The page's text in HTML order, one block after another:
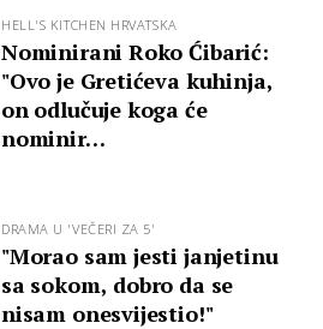
HELL'S KITCHEN HRVATSKA
Nominirani Roko Ćibarić:
"Ovo je Gretićeva kuhinja,
on odlučuje koga će
nominir…
DRAMA U 'VEČERI ZA 5'
"Morao sam jesti janjetinu
sa sokom, dobro da se
nisam onesvijestio!"